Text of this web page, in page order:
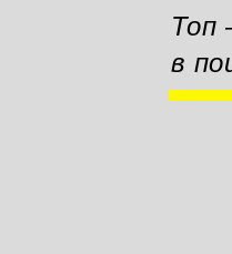
Топ
в